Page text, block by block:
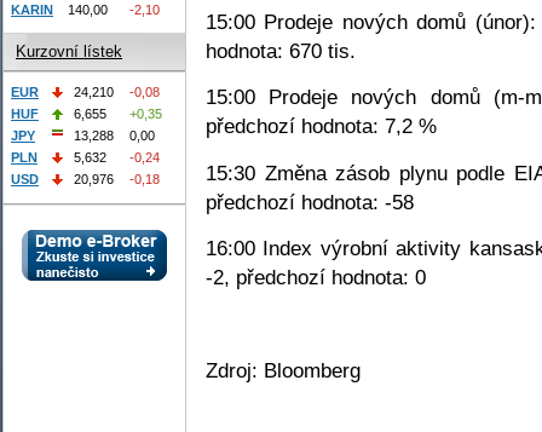
15:00 Prodeje nových domů
hodnota: 670 tis.
15:00 Prodeje nových domů
předchozí hodnota: 7,2 %
15:30 Změna zásob plynu podle
předchozí hodnota: -58
16:00 Index výrobní aktivity
-2, předchozí hodnota: 0
Zdroj: Bloomberg
KARIN
140,00 -2,10
Kurzovní lístek
EUR 24,210
-0,08
HUF
6,655
+0,35
JPY
13,288
0,00
PLN
5,632
-0,24
USD
20,976 -0,18